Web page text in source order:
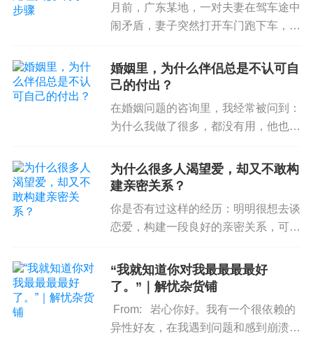
时候一起吃个饭，在饭桌上也几乎没什么交流；偶
尔有需要共同协商的事情沟通一下，比如说孩子上
自己的需求，但是对方视而不见且拒绝沟通（表现
回避）。在这样的婚姻中，Ta从未感受到来自家庭
那么两三天的时间一直在我脑海中徘徊。
当时Ta一边描述一边掩面流泪，我在那个时刻感受
着Ta的情绪，非常真切地感知到那种煎熬：看到Ta
生活的热爱。时间长了，慢慢地Ta经常有时候不知
道怎么回事眼泪就流下来，逐渐发展成中度抑郁。
研究表明，丧偶式婚姻带来的负面影响远不止如
月前，广东某地，一对夫妻在驾车途中
闹矛盾，妻子突然打开车门跑下车，驾
导致小车撞掉停车场出口处档杆后再撞
上指示牌。 看起来是夫妻双方在车上
婚姻里，为什么伴侣总是不认可自
己的付出？
在婚姻问题的咨询里，我经常被问到：
为什么我做了很多，都没有用，他也不
得：我知道怎么是好的，当我努力去做
好，就应该被认可啊！可是，在婚姻关
为什么很多人渴望爱，却又不敢构
建亲密关系？
你是否有过这样的经历：明明很想去谈
恋爱，构建一段良好的亲密关系，可当
焦虑情绪，又想马上逃开。又或者是即
便是进入了亲密关系，也会想去考验对
“我就知道你对我最最最最好
了。”｜解忧杂货铺
From: 岩心你好。我有一个很依赖的
异性好友，在我遇到问题和感到崩溃的